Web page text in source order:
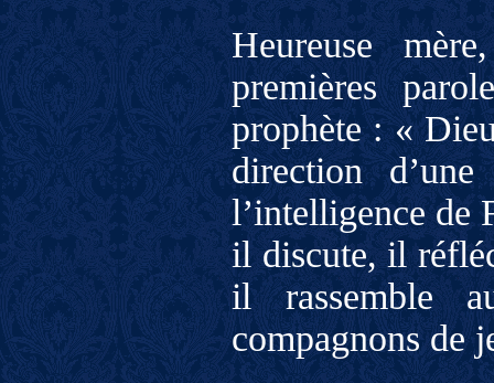
Heureuse
premières
prophète : «
direction
l’intelligence de
il discute, il
il rassemble
compagnons de